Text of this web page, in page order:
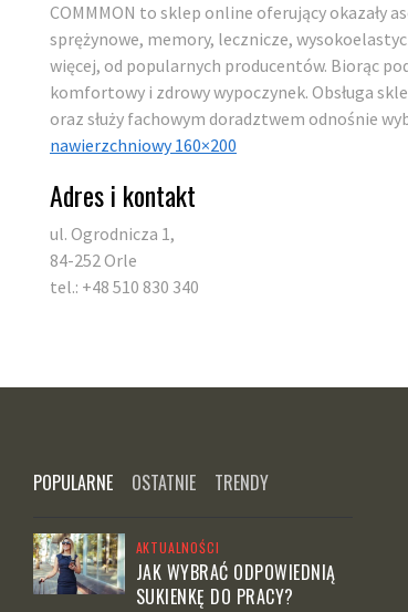
COMMMON to sklep online oferujący okazały
sprężynowe, memory, lecznicze,
więcej, od popularnych producentów. Biorąc
komfortowy i zdrowy wypoczynek. Obsługa
oraz służy fachowym doradztwem odnośnie
nawierzchniowy 160×200
Adres i kontakt
ul. Ogrodnicza 1,
84-252 Orle
tel.: +48 510 830 340
POPULARNE OSTATNIE TRENDY
AKTUALNOŚCI
JAK WYBRAĆ ODPOWIEDNIĄ
SUKIENKĘ DO PRACY?